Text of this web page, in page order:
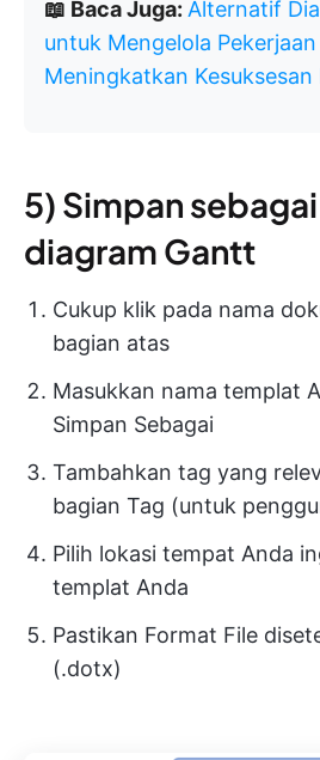
📖 Baca Juga: Alternatif
untuk Mengelola
Meningkatkan Kesuksesan
5) Simpan
diagram Gantt
Cukup klik pada nama
bagian atas
Masukkan nama templat
Simpan Sebagai
Tambahkan tag yang
bagian Tag (untuk
Pilih lokasi tempat Anda
templat Anda
Pastikan Format File
(.dotx)